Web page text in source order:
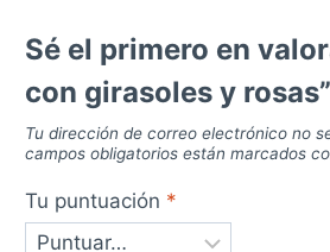
Sé el primero en
con girasoles y rosas”
Tu dirección de correo electrónico no
campos obligatorios están marcados
Tu puntuación *